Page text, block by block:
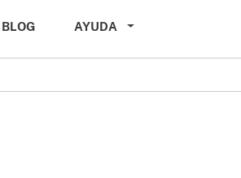
BLOG AYUDA